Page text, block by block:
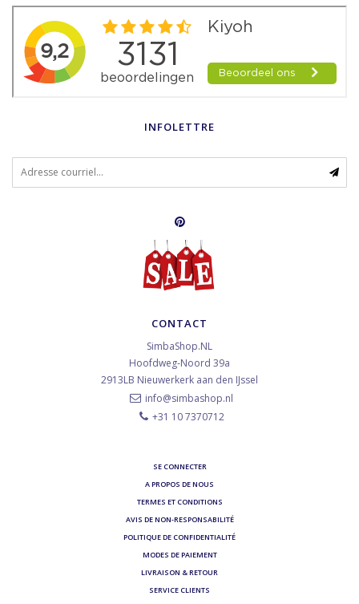
INFOLETTRE
CONTACT
SimbaShop.NL
Hoofdweg-Noord 39a
2913LB Nieuwerkerk aan den IJssel
info@simbashop.nl
+31 10 7370712
SE CONNECTER
A PROPOS DE NOUS
TERMES ET CONDITIONS
AVIS DE NON-RESPONSABILITÉ
POLITIQUE DE CONFIDENTIALITÉ
MODES DE PAIEMENT
LIVRAISON & RETOUR
SERVICE CLIENTS